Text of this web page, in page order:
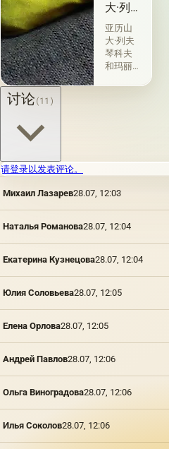
大·列
夫琴科
夫
亚历山
大·列夫
琴科夫
和玛丽
个性的
绘画才
专业画
家，从
艺术学
段接受
了严格
的培
得了俄
罗斯现
能提供
的最大
学习。
讨论(11)
请登录以发表评论。
Михаил Лазарев28.07, 12:03
Наталья Романова28.07, 12:04
Екатерина Кузнецова28.07, 12:04
Юлия Соловьева28.07, 12:05
Елена Орлова28.07, 12:05
Андрей Павлов28.07, 12:06
Ольга Виноградова28.07, 12:06
Илья Соколов28.07, 12:06